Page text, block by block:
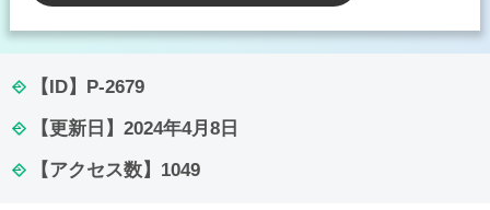
【ID】 P-2679
【更新日】 2024年4月8日
【アクセス数】 1049